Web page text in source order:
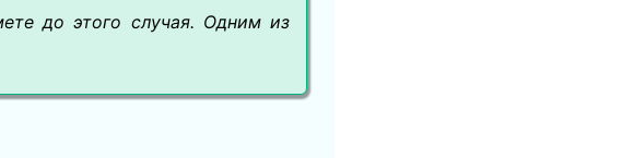
до этого случая. Одним из